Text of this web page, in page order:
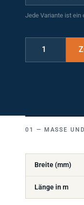
Jede Variante ist
Breite (mm)
Länge in m